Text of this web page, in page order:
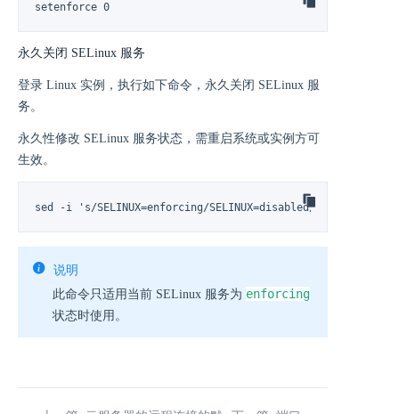
setenforce 0
永久关闭 SELinux 服务
登录 Linux 实例，执行如下命令，永久关闭 SELinux 服
务。
永久性修改 SELinux 服务状态，需重启系统或实例方可
生效。
sed -i 's/SELINUX=enforcing/SELINUX=disabled/' /etc/
说明
此命令只适用当前 SELinux 服务为 enforcing
状态时使用。